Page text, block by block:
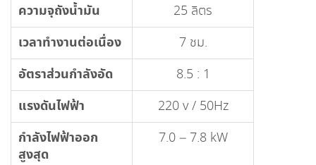
ความจุถังน้ำมัน 25 ลิตร
เวลาทำงานต่อเนื่อง 7 ชม.
อัตราส่วนกำลังอัด 8.5 : 1
แรงดันไฟฟ้า 220 v / 50Hz
กำลังไฟฟ้าออก
สูงสุด
7.0 – 7.8 kW